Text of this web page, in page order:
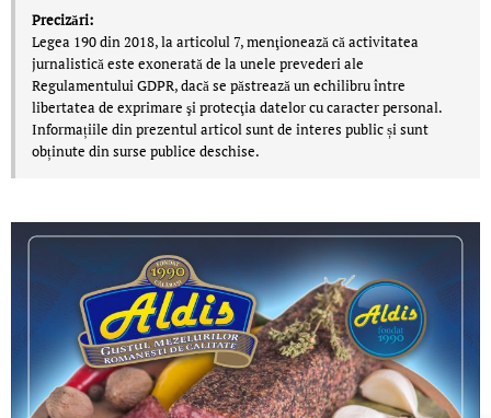
Precizări:
Legea 190 din 2018, la articolul 7, menţionează că activitatea
jurnalistică este exonerată de la unele prevederi ale
Regulamentului GDPR, dacă se păstrează un echilibru între
libertatea de exprimare şi protecţia datelor cu caracter personal.
Informațiile din prezentul articol sunt de interes public și sunt
obținute din surse publice deschise.
LIVE